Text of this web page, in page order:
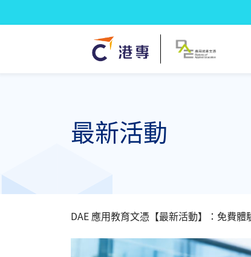
最新活動
DAE 應用教育文憑【最新活動】：免費體